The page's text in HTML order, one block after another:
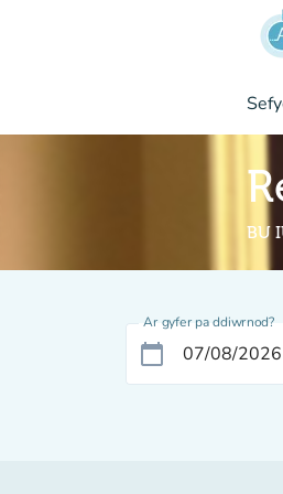
BU
Ar gyfer pa ddiwrnod?
calendar_today